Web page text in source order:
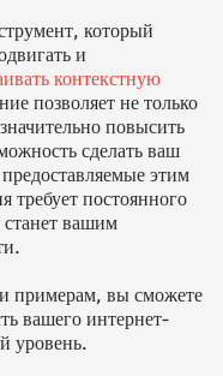
который
и
контекстную
позволяет не только
повысить
сделать ваш
этим
требует постоянного
вашим
примерам, вы сможете
вашего интернет-
уровень.